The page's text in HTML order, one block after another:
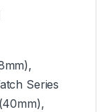
Series